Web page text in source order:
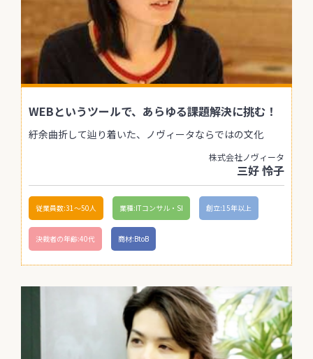
WEBというツールで、あらゆる課題解決に挑む！
紆余曲折して辿り着いた、ノヴィータならではの文化
株式会社ノヴィータ
三好 怜子
従業員数:31〜50人 業種:ITコンサル・SI 創立:15年以上
決裁者の年齢:40代 商材:BtoB